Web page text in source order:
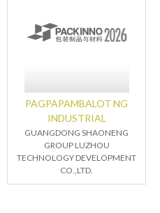
PAGPAPAMBALOT NG
INDUSTRIAL
GUANGDONG SHAONENG
GROUP LUZHOU
TECHNOLOGY DEVELOPMENT
CO.,LTD.